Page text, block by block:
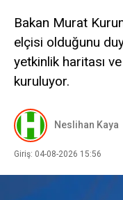
Bakan Murat
elçisi olduğunu
yetkinlik haritası
kuruluyor.
Neslihan Kaya
Giriş: 04-08-2026 15:56